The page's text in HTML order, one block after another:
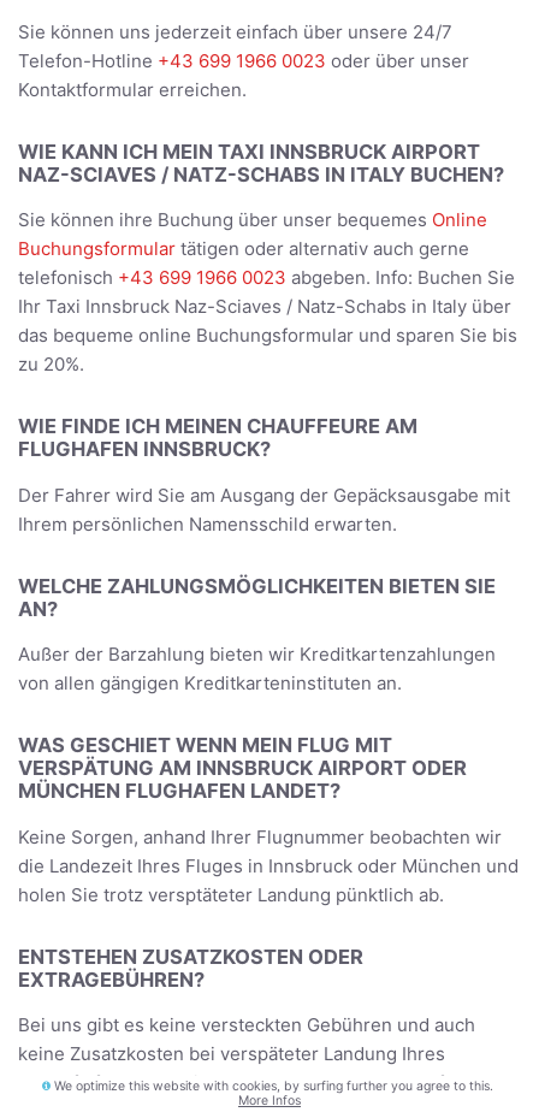
Sie können uns jederzeit einfach über unsere 24/7
Telefon-Hotline +43 699 1966 0023 oder über unser
Kontaktformular erreichen.
WIE KANN ICH MEIN TAXI INNSBRUCK AIRPORT
NAZ-SCIAVES / NATZ-SCHABS IN ITALY BUCHEN?
Sie können ihre Buchung über unser bequemes Online
Buchungsformular tätigen oder alternativ auch gerne
telefonisch +43 699 1966 0023 abgeben. Info: Buchen Sie
Ihr Taxi Innsbruck Naz-Sciaves / Natz-Schabs in Italy über
das bequeme online Buchungsformular und sparen Sie bis
zu 20%.
WIE FINDE ICH MEINEN CHAUFFEURE AM
FLUGHAFEN INNSBRUCK?
Der Fahrer wird Sie am Ausgang der Gepäcksausgabe mit
Ihrem persönlichen Namensschild erwarten.
WELCHE ZAHLUNGSMÖGLICHKEITEN BIETEN SIE
AN?
Außer der Barzahlung bieten wir Kreditkartenzahlungen
von allen gängigen Kreditkarteninstituten an.
WAS GESCHIET WENN MEIN FLUG MIT
VERSPÄTUNG AM INNSBRUCK AIRPORT ODER
MÜNCHEN FLUGHAFEN LANDET?
Keine Sorgen, anhand Ihrer Flugnummer beobachten wir
die Landezeit Ihres Fluges in Innsbruck oder München und
holen Sie trotz versptäteter Landung pünktlich ab.
ENTSTEHEN ZUSATZKOSTEN ODER
EXTRAGEBÜHREN?
Bei uns gibt es keine versteckten Gebühren und auch
keine Zusatzkosten bei verspäteter Landung Ihres
Ankunftsfluges am Airport Innsbruck oder Flughafen
We optimize this website with cookies, by surfing further you agree to this.
More Infos